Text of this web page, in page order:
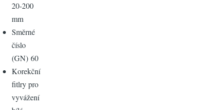
20-200
mm
Směrné
číslo
(GN) 60
Korekční
fitlry pro
vyvážení